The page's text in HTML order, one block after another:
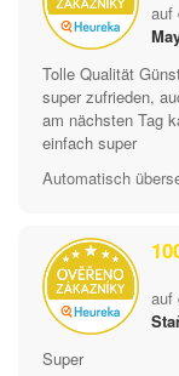
auf
Tolle Qualität
super zufrieden,
am nächsten Tag
einfach super
Automatisch
auf
Super